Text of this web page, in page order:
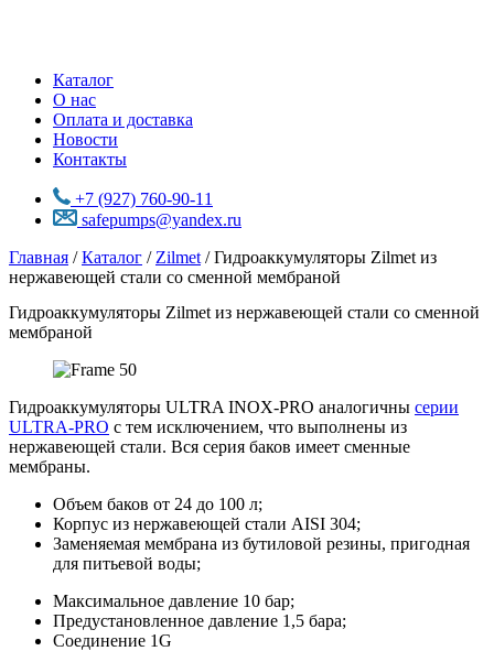
Каталог
О нас
Оплата и доставка
Новости
Контакты
+7 (927) 760-90-11
safepumps@yandex.ru
Главная /Каталог /Zilmet/ Гидроаккумуляторы Zilmet из
нержавеющей стали со сменной мембраной
Гидроаккумуляторы Zilmet из нержавеющей стали со сменной
мембраной
Гидроаккумуляторы ULTRA INOX-PRO аналогичны серии
ULTRA-PRO с тем исключением, что выполнены из
нержавеющей стали. Вся серия баков имеет сменные
мембраны.
Объем баков от 24 до 100 л;
Корпус из нержавеющей стали AISI 304;
Заменяемая мембрана из бутиловой резины, пригодная
для питьевой воды;
Максимальное давление 10 бар;
Предустановленное давление 1,5 бара;
Соединение 1G